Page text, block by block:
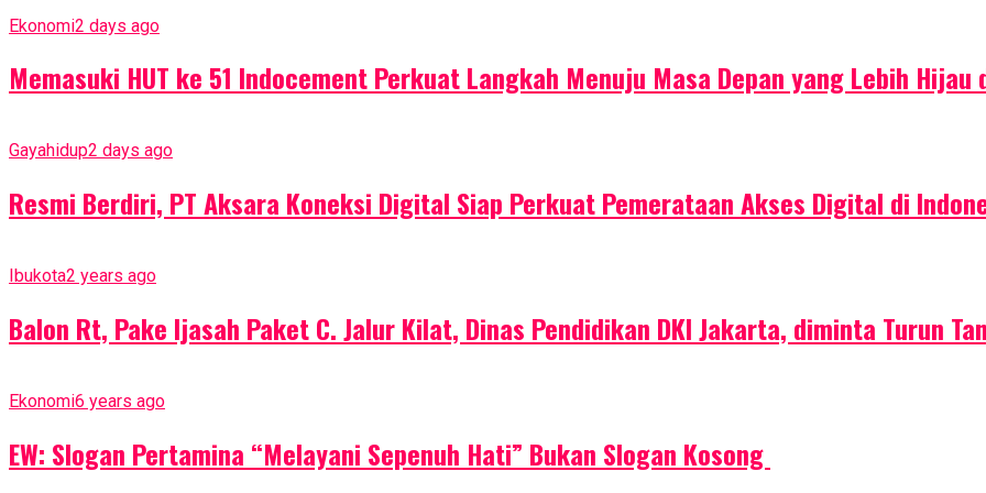
Ekonomi2 days ago
Memasuki HUT ke 51 Indocement Perkuat Langkah Menuju Masa Depan yang Lebih Hijau
Gayahidup2 days ago
Resmi Berdiri, PT Aksara Koneksi Digital Siap Perkuat Pemerataan Akses Digital di
Ibukota2 years ago
Balon Rt, Pake Ijasah Paket C. Jalur Kilat, Dinas Pendidikan DKI Jakarta, diminta Turun
Ekonomi6 years ago
EW: Slogan Pertamina “Melayani Sepenuh Hati” Bukan Slogan Kosong